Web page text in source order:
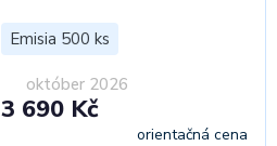
Emisia 500 ks
október 2026
3 690 Kč
orientačná cena